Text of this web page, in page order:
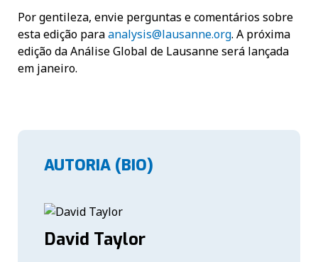
Por gentileza, envie perguntas e comentários sobre
esta edição paraanalysis@lausanne.org. A próxima
edição da Análise Global de Lausanne será lançada
em janeiro.
AUTORIA (BIO)
David Taylor